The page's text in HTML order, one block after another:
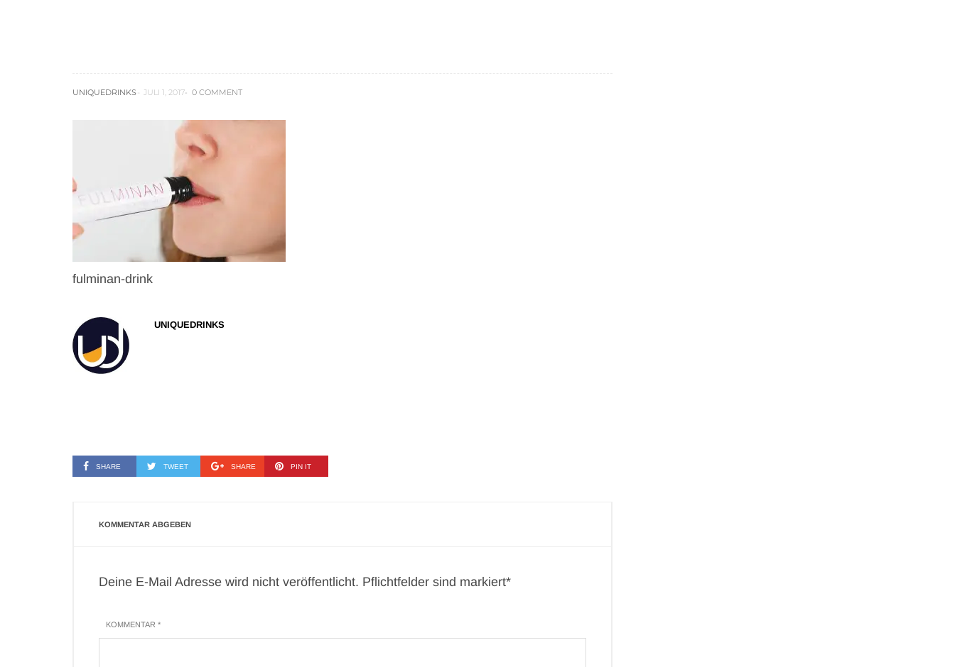
UNIQUEDRINKS JULI 1, 2017 0 COMMENT
fulminan-drink
UNIQUEDRINKS
SHARE TWEET SHARE PIN IT
KOMMENTAR ABGEBEN
Deine E-Mail Adresse wird nicht veröffentlicht. Pflichtfelder sind markiert*
KOMMENTAR *